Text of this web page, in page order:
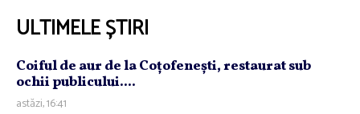
ULTIMELE ȘTIRI
Coiful de aur de la Coţofeneşti, restaurat sub
ochii publicului....
astăzi, 16:41